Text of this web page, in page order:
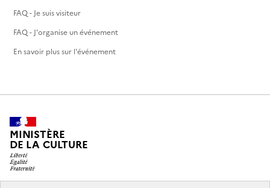
FAQ - Je suis visiteur
FAQ - J'organise un événement
En savoir plus sur l'événement
MINISTÈRE
DE LA CULTURE